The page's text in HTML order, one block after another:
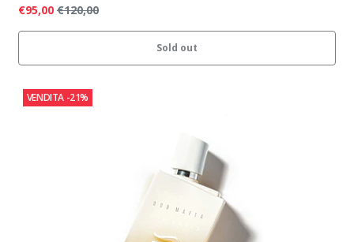
€95,00 €120,00
Sold out
VENDITA -21%